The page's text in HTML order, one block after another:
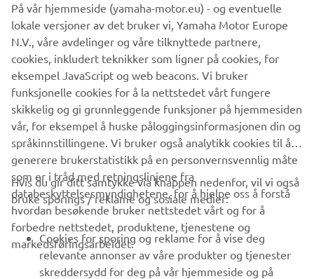
VIRKSOMHET
B2B
UTFORSK YAMAHA
På vår hjemmeside (yamaha-motor.eu) - og eventuelle
lokale versjoner av det bruker vi, Yamaha Motor Europe
N.V., våre avdelinger og våre tilknyttede partnere,
cookies, inkludert teknikker som ligner på cookies, for
eksempel JavaScript og web beacons. Vi bruker
funksjonelle cookies for å la nettstedet vårt fungere
skikkelig og gi grunnleggende funksjoner på hjemmesiden
vår, for eksempel å huske påloggingsinformasjonen din og
språkinnstillingene. Vi bruker også analytikk cookies til å
generere brukerstatistikk på en personvernsvennlig måte
som er i tråd med retningslinjene fra
databeskyttelsesmyndighetene, for å hjelpe oss å forstå
hvordan besøkende bruker nettstedet vårt og for å
forbedre nettstedet, produktene, tjenestene og
markedsføringsarbeidet.
Hvis du gir ditt samtykke via knappen nedenfor, vil vi også
bruke sporings / reklame og sosiale medier:
Cookies for sporing og reklame for å vise deg
relevante annonser av våre produkter og tjenester
skreddersydd for deg på vår hjemmeside og på